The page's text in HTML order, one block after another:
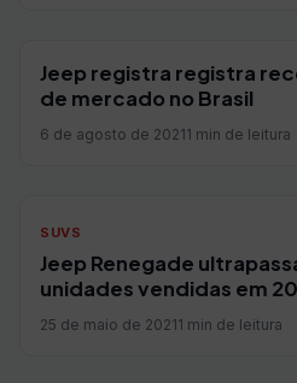
Jeep registra registra
de mercado no Brasil
6 de agosto de 20211 min de leitura
SUVS
Jeep Renegade
unidades vendidas em
25 de maio de 20211 min de leitura